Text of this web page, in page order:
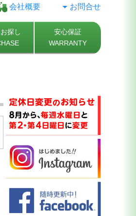
会社概要 お問合せ
探し
安心保証
WARRANTY